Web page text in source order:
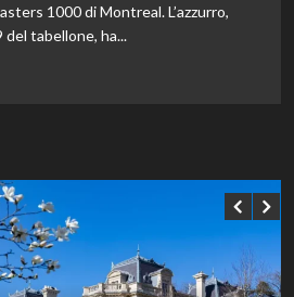
1000 di Montreal. L’azzurro,
tabellone, ha...